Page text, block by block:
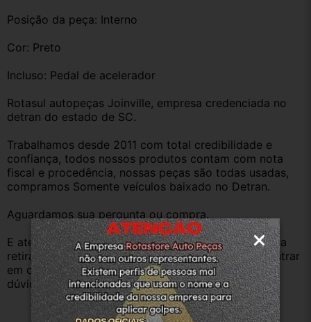
Posição da peça: Interno
Cor: Preto
Incluso: Pedal de acelerador
Rotasul autopeças Joinville, empresa credenciada no
detran do estado de SC.
Trabalhamos desde 2011 com total credibilidade e
confiança, todos nossos produtos contam com nota
fiscal e procedência, nossas peças são todas usadas,
compramos Somente veículos baixado no Detran.
Aguardamos sua pergunta ou compra.
E atenderemos o quanto antes, caso o cliente prefira
retirar na nossa loja física também aceitamos, só entrar
em contato com a equipe Rotasul e tiramos suas
dúvidas.